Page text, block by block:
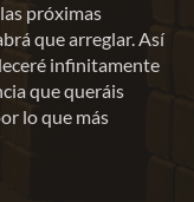
próximas
que arreglar. Así
infinitamente
que queráis
lo que más